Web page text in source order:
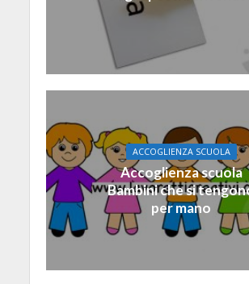
ACCOGLIENZA SCUOLA
Accoglienza scuola
Bambini che si
per mano